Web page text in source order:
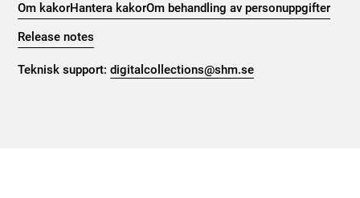
Om kakorHantera kakorOm behandling av personuppgifter
Release notes
Teknisk support:digitalcollections@shm.se